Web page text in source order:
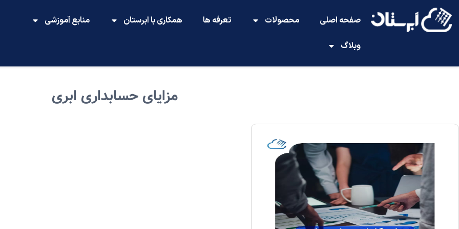
صفحه اصلی محصولات تعرفه ها همکاری با ابرستان منابع آموزشی
وبلاگ
مزایای حسابداری ابری